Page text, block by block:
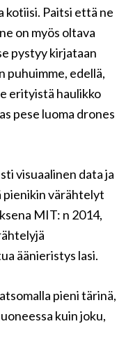
kotiisi. Paitsi että ne
on myös oltava
pystyy kirjataan
puhuimme, edellä,
erityistä haulikko
pese luoma drones
visuaalinen data ja
pienikin värähtelyt
MIT: n 2014,
äänieristys lasi.
pieni tärinä,
kuin joku,